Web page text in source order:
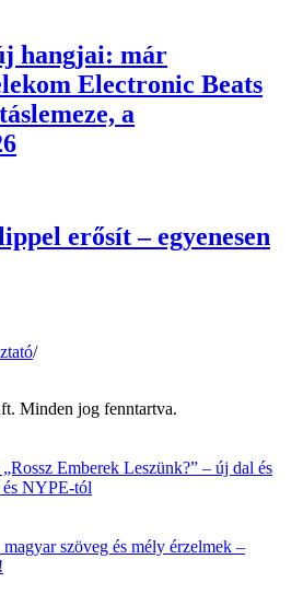
hangjai: már
Electronic Beats
a
erősít – egyenesen
/
Minden jog fenntartva.
Emberek Leszünk?” – új dal és
NYPE-tól
szöveg és mély érzelmek –